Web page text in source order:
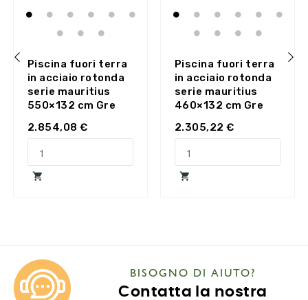
Piscina fuori terra
in acciaio rotonda
serie mauritius
550×132 cm Gre
2.854,08 €

Piscina fuori terra
in acciaio rotonda
serie mauritius
460×132 cm Gre
2.305,22 €

BISOGNO DI AIUTO?
Contatta la nostra